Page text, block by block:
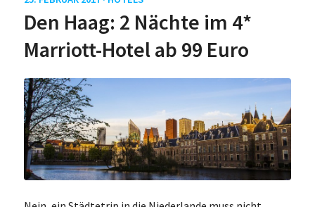
Den Haag: 2 Nächte im 4*
Marriott-Hotel ab 99 Euro